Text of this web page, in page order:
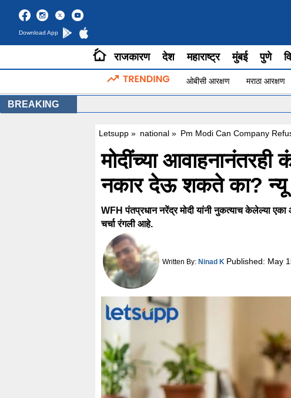
Download App
राजकारण देश महाराष्ट्र मुंबई पुणे
ओबीसी आरक्षण मराठा आरक्षण
BREAKING
Letsupp » national » Pm Modi Can Company
मोदींच्या आवाहनानंतरही
नकार देऊ शकते का? न्यू
WFH पंतप्रधान नरेंद्र मोदी यांनी नुकत्याच केलेल्या एका
चर्चा रंगली आहे.
Written By: Ninad K Published: May